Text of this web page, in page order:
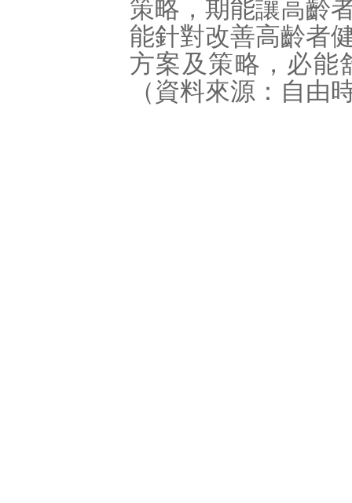
策略，期能讓高齡
能針對改善高齡者
方案及策略，必能
（資料來源：自由